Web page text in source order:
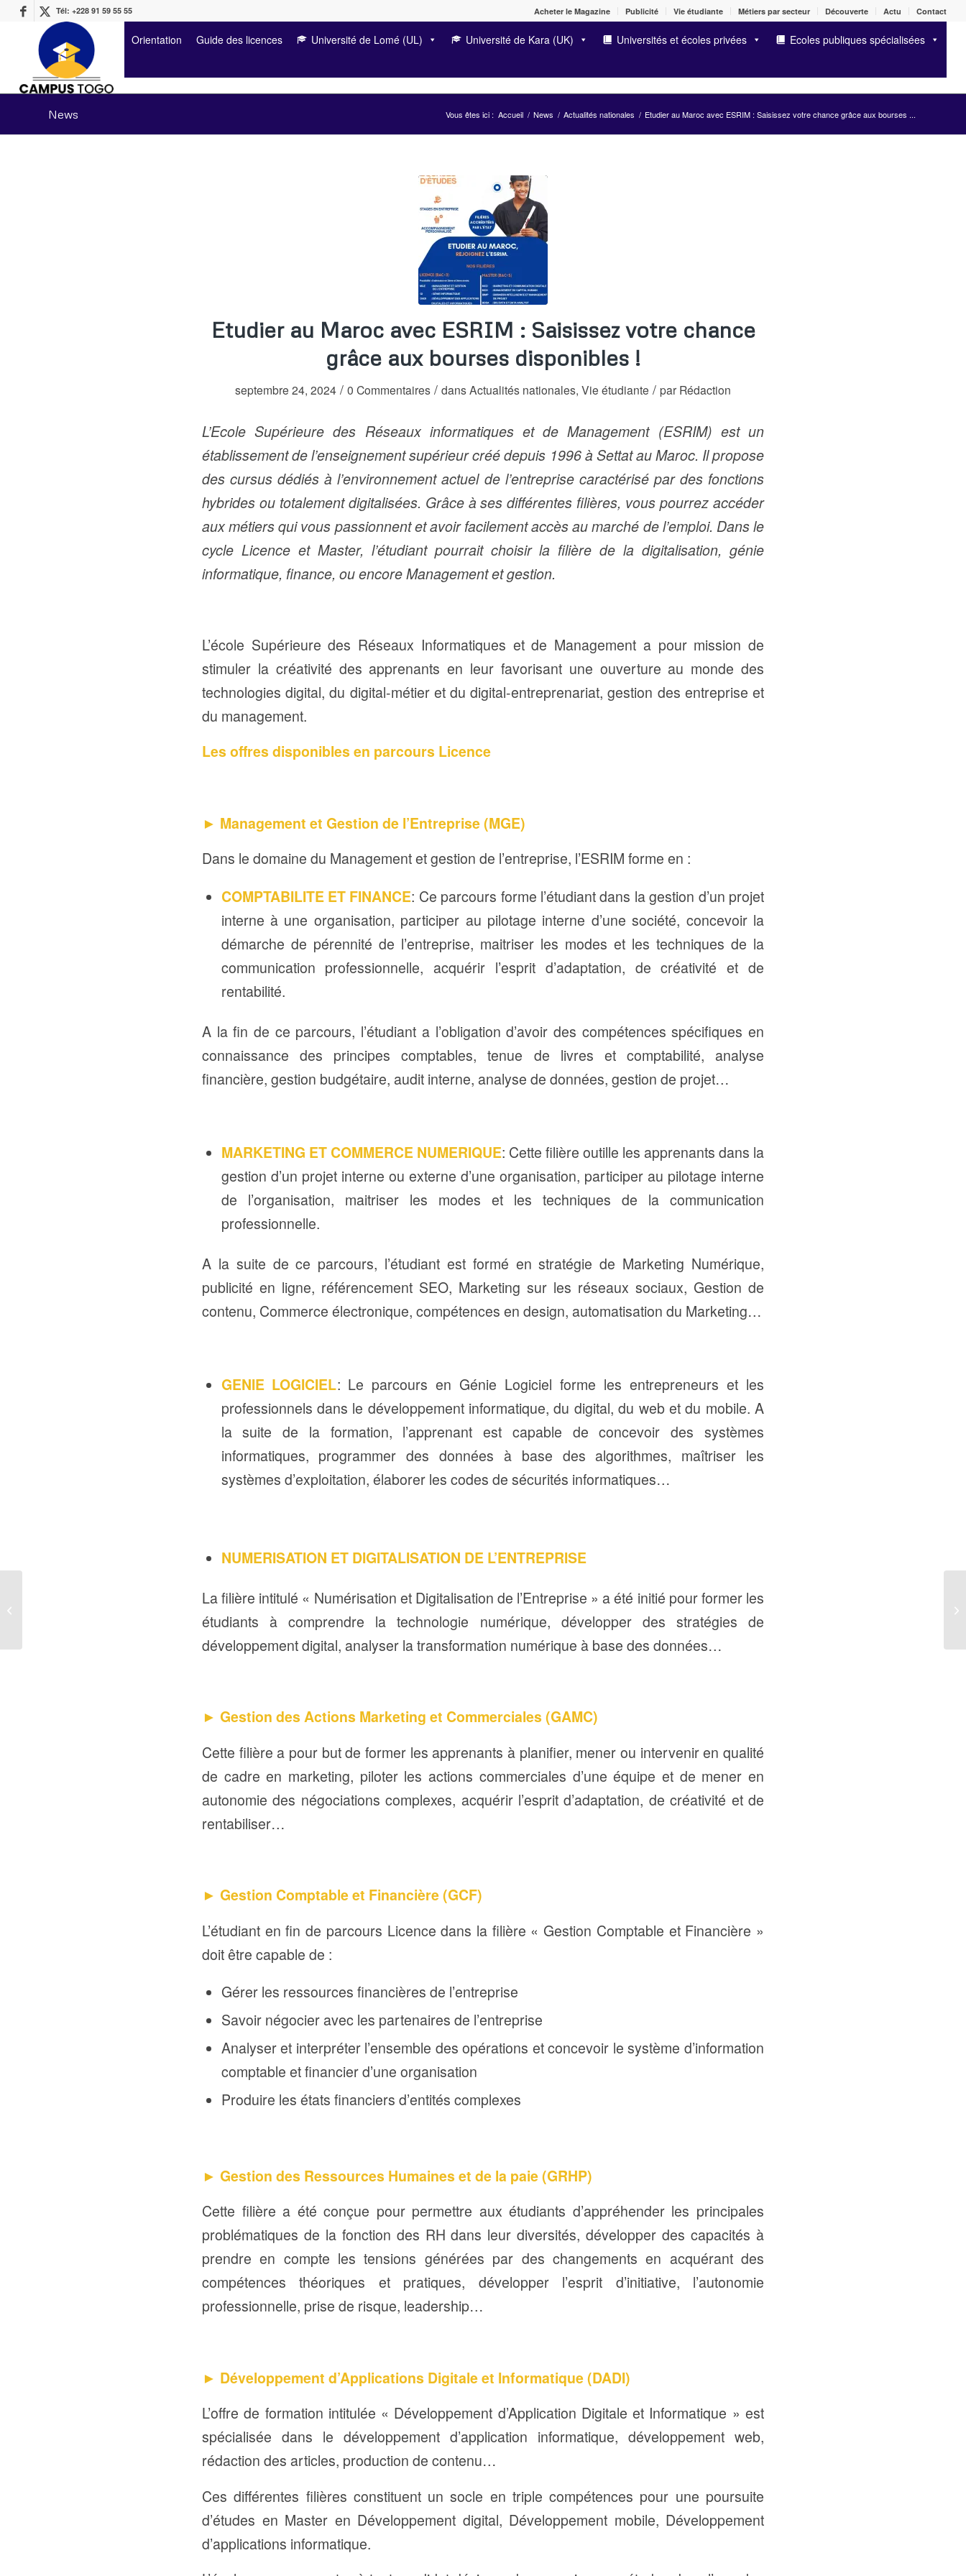
Acheter le Magazine Publicité Vie étudiante Métiers par secteur Découverte Actu Contact
Tél: +228 91 59 55 55
Orientation Guide des licences Université de Lomé (UL) Université de Kara (UK) Universités et écoles privées Ecoles publiques spécialisées
News Vous êtes ici : Accueil / News / Actualités nationales / Etudier au Maroc avec ESRIM : Saisissez votre chance grâce aux bourses ...
Etudier au Maroc avec ESRIM : Saisissez votre chance
grâce aux bourses disponibles !
septembre 24, 2024 / 0 Commentaires / dansActualités nationales, Vie étudiante / par Rédaction
L’Ecole Supérieure des Réseaux informatiques et de Management (ESRIM) est un
établissement de l’enseignement supérieur créé depuis 1996 à Settat au Maroc. Il propose
des cursus dédiés à l’environnement actuel de l’entreprise caractérisé par des fonctions
hybrides ou totalement digitalisées. Grâce à ses différentes filières, vous pourrez accéder
aux métiers qui vous passionnent et avoir facilement accès au marché de l’emploi. Dans le
cycle Licence et Master, l’étudiant pourrait choisir la filière de la digitalisation, génie
informatique, finance, ou encore Management et gestion.
L’école Supérieure des Réseaux Informatiques et de Management a pour mission de
stimuler la créativité des apprenants en leur favorisant une ouverture au monde des
technologies digital, du digital-métier et du digital-entreprenariat, gestion des entreprise et
du management.
Les offres disponibles en parcours Licence
► Management et Gestion de l’Entreprise (MGE)
Dans le domaine du Management et gestion de l’entreprise, l’ESRIM forme en :
COMPTABILITE ET FINANCE: Ce parcours forme l’étudiant dans la gestion d’un projet
interne à une organisation, participer au pilotage interne d’une société, concevoir la
démarche de pérennité de l’entreprise, maitriser les modes et les techniques de la
communication professionnelle, acquérir l’esprit d’adaptation, de créativité et de
rentabilité.
A la fin de ce parcours, l’étudiant a l’obligation d’avoir des compétences spécifiques en
connaissance des principes comptables, tenue de livres et comptabilité, analyse
financière, gestion budgétaire, audit interne, analyse de données, gestion de projet…
MARKETING ET COMMERCE NUMERIQUE: Cette filière outille les apprenants dans la
gestion d’un projet interne ou externe d’une organisation, participer au pilotage interne
de l’organisation, maitriser les modes et les techniques de la communication
professionnelle.
A la suite de ce parcours, l’étudiant est formé en stratégie de Marketing Numérique,
publicité en ligne, référencement SEO, Marketing sur les réseaux sociaux, Gestion de
contenu, Commerce électronique, compétences en design, automatisation du Marketing…
GENIE LOGICIEL: Le parcours en Génie Logiciel forme les entrepreneurs et les
professionnels dans le développement informatique, du digital, du web et du mobile. A
la suite de la formation, l’apprenant est capable de concevoir des systèmes
informatiques, programmer des données à base des algorithmes, maîtriser les
systèmes d’exploitation, élaborer les codes de sécurités informatiques…
NUMERISATION ET DIGITALISATION DE L’ENTREPRISE
La filière intitulé « Numérisation et Digitalisation de l’Entreprise » a été initié pour former les
étudiants à comprendre la technologie numérique, développer des stratégies de
développement digital, analyser la transformation numérique à base des données…
► Gestion des Actions Marketing et Commerciales (GAMC)
Cette filière a pour but de former les apprenants à planifier, mener ou intervenir en qualité
de cadre en marketing, piloter les actions commerciales d’une équipe et de mener en
autonomie des négociations complexes, acquérir l’esprit d’adaptation, de créativité et de
rentabiliser…
► Gestion Comptable et Financière (GCF)
L’étudiant en fin de parcours Licence dans la filière « Gestion Comptable et Financière »
doit être capable de :
Gérer les ressources financières de l’entreprise
Savoir négocier avec les partenaires de l’entreprise
Analyser et interpréter l’ensemble des opérations et concevoir le système d’information
comptable et financier d’une organisation
Produire les états financiers d’entités complexes
► Gestion des Ressources Humaines et de la paie (GRHP)
Cette filière a été conçue pour permettre aux étudiants d’appréhender les principales
problématiques de la fonction des RH dans leur diversités, développer des capacités à
prendre en compte les tensions générées par des changements en acquérant des
compétences théoriques et pratiques, développer l’esprit d’initiative, l’autonomie
professionnelle, prise de risque, leadership…
► Développement d’Applications Digitale et Informatique (DADI)
L’offre de formation intitulée « Développement d’Application Digitale et Informatique » est
spécialisée dans le développement d’application informatique, développement web,
rédaction des articles, production de contenu…
Ces différentes filières constituent un socle en triple compétences pour une poursuite
d’études en Master en Développement digital, Développement mobile, Développement
d’applications informatique.